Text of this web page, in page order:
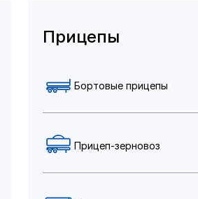
Прицепы
Бортовые прицепы
Прицеп-зерновоз